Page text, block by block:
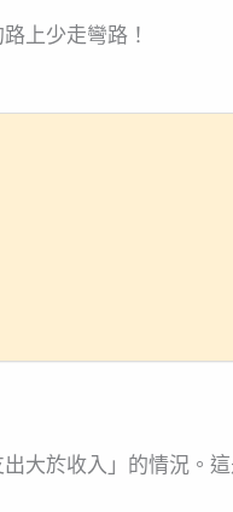
上少走彎路！
大於收入」的情況。